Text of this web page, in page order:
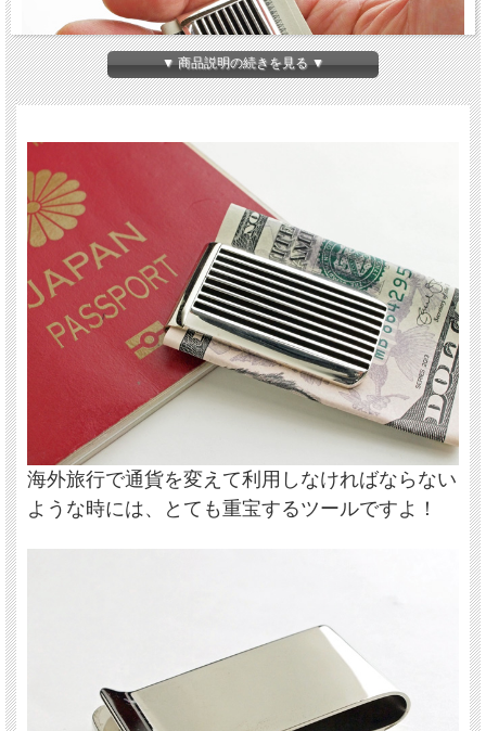
シャープなデザイン、独特の質感、幅広いコーデ
ィネイトをお楽しみいただける、長年人気のアイ
テムです。
エッジプレート・デザインは、そのシャープな雰
▼ 商品説明の続きを見る ▼
海外旅行で通貨を変えて利用しなければならない
ような時には、とても重宝するツールですよ！